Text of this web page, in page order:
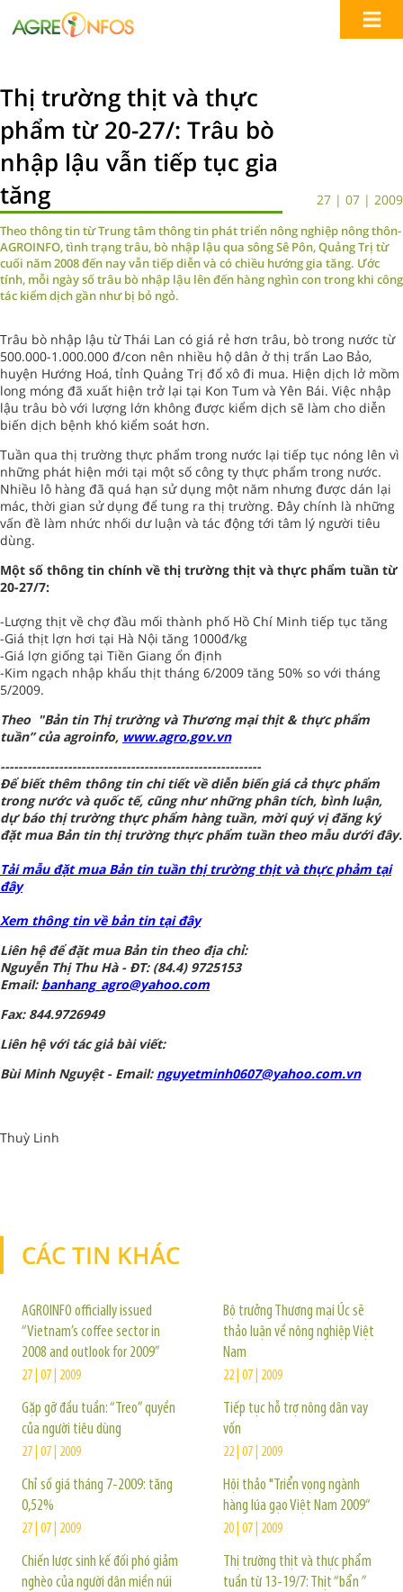
Thị trường thịt và thực
phẩm từ 20-27/: Trâu bò
nhập lậu vẫn tiếp tục gia
tăng
27 | 07 | 2009
Theo thông tin từ Trung tâm thông tin phát triển nông nghiệp nông thôn-
AGROINFO, tình trạng trâu, bò nhập lậu qua sông Sê Pôn, Quảng Trị từ
cuối năm 2008 đến nay vẫn tiếp diễn và có chiều hướng gia tăng. Ước
tính, mỗi ngày số trâu bò nhập lậu lên đến hàng nghìn con trong khi công
tác kiểm dịch gần như bị bỏ ngỏ.
Trâu bò nhập lậu từ Thái Lan có giá rẻ hơn trâu, bò trong nước từ
500.000-1.000.000 đ/con nên nhiều hộ dân ở thị trấn Lao Bảo,
huyện Hướng Hoá, tỉnh Quảng Trị đổ xô đi mua. Hiện dịch lở mồm
long móng đã xuất hiện trở lại tại Kon Tum và Yên Bái. Việc nhập
lậu trâu bò với lượng lớn không được kiểm dịch sẽ làm cho diễn
biến dịch bệnh khó kiểm soát hơn.
Tuần qua thị trường thực phẩm trong nước lại tiếp tục nóng lên vì
những phát hiện mới tại một số công ty thực phẩm trong nước.
Nhiều lô hàng đã quá hạn sử dụng một năm nhưng được dán lại
mác, thời gian sử dụng để tung ra thị trường. Đây chính là những
vấn đề làm nhức nhối dư luận và tác động tới tâm lý người tiêu
dùng.
Một số thông tin chính về thị trường thịt và thực phẩm tuần từ
20-27/7:
-Lượng thịt về chợ đầu mối thành phố Hồ Chí Minh tiếp tục tăng
-Giá thịt lợn hơi tại Hà Nội tăng 1000đ/kg
-Giá lợn giống tại Tiền Giang ổn định
-Kim ngạch nhập khẩu thịt tháng 6/2009 tăng 50% so với tháng
5/2009.
Theo "Bản tin Thị trường và Thương mại thịt & thực phẩm
tuần” của agroinfo, www.agro.gov.vn
----------------------------------------------------------
Để biết thêm thông tin chi tiết về diễn biến giá cả thực phẩm
trong nước và quốc tế, cũng như những phân tích, bình luận,
dự báo thị trường thực phẩm hàng tuần, mời quý vị đăng ký
đặt mua Bản tin thị trường thực phẩm tuần theo mẫu dưới đây.
Tải mẫu đặt mua Bản tin tuần thị trường thịt và thực phảm tại
đây
Xem thông tin về bản tin tại đây
Liên hệ để đặt mua Bản tin theo địa chỉ:
Nguyễn Thị Thu Hà - ĐT: (84.4) 9725153
Email: banhang_agro@yahoo.com
Fax: 844.9726949
Liên hệ với tác giả bài viết:
Bùi Minh Nguyệt - Email: nguyetminh0607@yahoo.com.vn
Thuỳ Linh
CÁC TIN KHÁC
AGROINFO officially issued
“Vietnam’s coffee sector in
2008 and outlook for 2009”
27 | 07 | 2009
Gặp gỡ đầu tuần: “Treo” quyền
của người tiêu dùng
27 | 07 | 2009
Chỉ số giá tháng 7-2009: tăng
0,52%
27 | 07 | 2009
Chiến lược sinh kế đối phó giảm
nghèo của người dân miền núi
Bộ trưởng Thương mại Úc sẽ
thảo luận về nông nghiệp Việt
Nam
22 | 07 | 2009
Tiếp tục hỗ trợ nông dân vay
vốn
22 | 07 | 2009
Hội thảo "Triển vọng ngành
hàng lúa gạo Việt Nam 2009“
20 | 07 | 2009
Thị trường thịt và thực phẩm
tuần từ 13-19/7: Thịt “bẩn ”